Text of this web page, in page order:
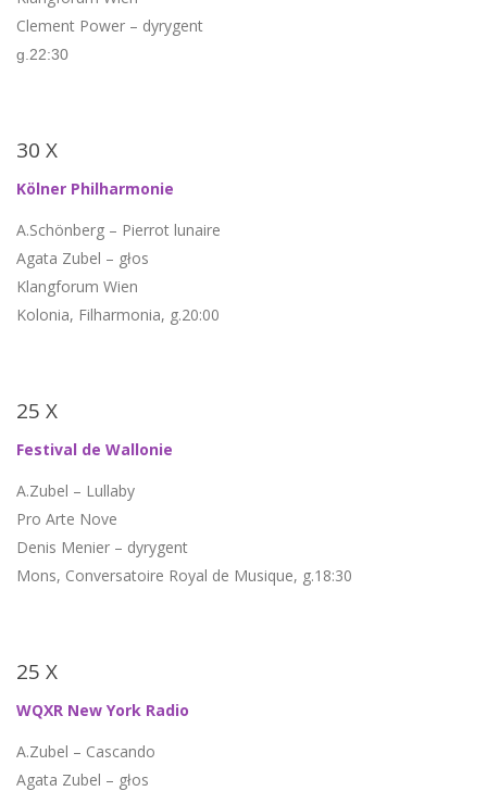
Clement Power – dyrygent
g.22:30
30 X
Kölner Philharmonie
A.Schönberg – Pierrot lunaire
Agata Zubel – głos
Klangforum Wien
Kolonia, Filharmonia, g.20:00
25 X
Festival de Wallonie
A.Zubel – Lullaby
Pro Arte Nove
Denis Menier – dyrygent
Mons, Conversatoire Royal de Musique, g.18:30
25 X
WQXR New York Radio
A.Zubel – Cascando
Agata Zubel – głos